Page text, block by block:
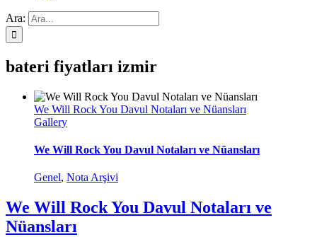
Ara:
bateri fiyatları izmir
We Will Rock You Davul Notaları ve Nüansları
Gallery
We Will Rock You Davul Notaları ve Nüansları
Genel, Nota Arşivi
We Will Rock You Davul Notaları ve
Nüansları